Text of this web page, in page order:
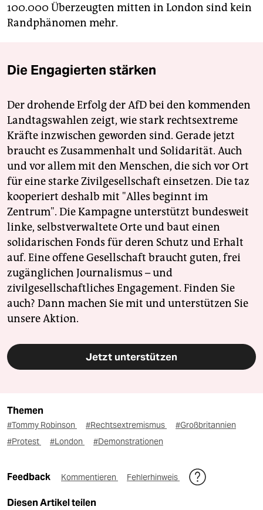
100.000 Überzeugten mitten in London sind kein
Randphänomen mehr.
Die Engagierten stärken
Der drohende Erfolg der AfD bei den kommenden
Landtagswahlen zeigt, wie stark rechtsextreme
Kräfte inzwischen geworden sind. Gerade jetzt
braucht es Zusammenhalt und Solidarität. Auch
und vor allem mit den Menschen, die sich vor Ort
für eine starke Zivilgesellschaft einsetzen. Die taz
kooperiert deshalb mit "Alles beginnt im
Zentrum". Die Kampagne unterstützt bundesweit
linke, selbstverwaltete Orte und baut einen
solidarischen Fonds für deren Schutz und Erhalt
auf. Eine offene Gesellschaft braucht guten, frei
zugänglichen Journalismus – und
zivilgesellschaftliches Engagement. Finden Sie
auch? Dann machen Sie mit und unterstützen Sie
unsere Aktion.
Jetzt unterstützen
Themen
#Tommy Robinson #Rechtsextremismus
#Großbritannien
#Protest
#London #Demonstrationen
Feedback Kommentieren Fehlerhinweis
Diesen Artikel teilen